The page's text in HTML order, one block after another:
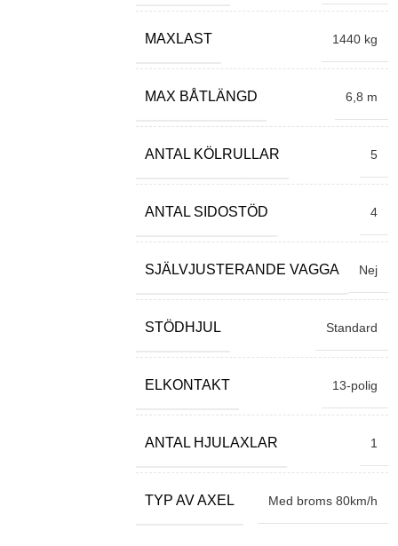
MAXLAST 1440 kg
MAX BÅTLÄNGD 6,8 m
ANTAL KÖLRULLAR 5
ANTAL SIDOSTÖD 4
SJÄLVJUSTERANDE VAGGA Nej
STÖDHJUL Standard
ELKONTAKT 13-polig
ANTAL HJULAXLAR 1
TYP AV AXEL Med broms 80km/h